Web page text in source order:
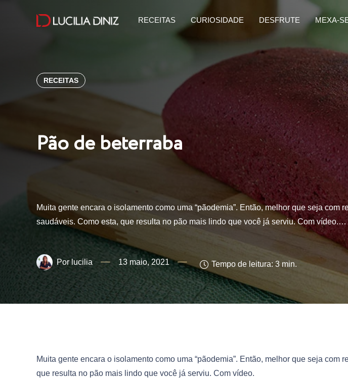
RECEITAS CURIOSIDADE DESFRUTE MEXA-
RECEITAS
Pão de beterraba
Muita gente encara o isolamento como uma “pãodemia”. Então, melhor que seja com
saudáveis. Como esta, que resulta no pão mais lindo que você já serviu. Com vídeo.…
lucilia 13 maio, 2021 Tempo de leitura: 3 min.
Muita gente encara o isolamento como uma “pãodemia”. Então, melhor que seja com
que resulta no pão mais lindo que você já serviu. Com vídeo.